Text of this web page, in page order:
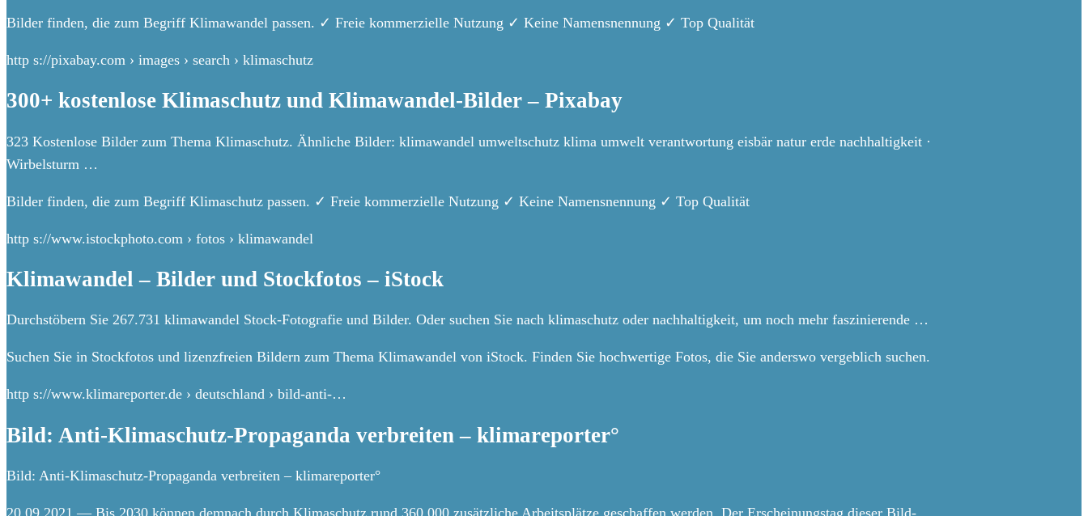
Bilder finden, die zum Begriff Klimawandel passen. ✓ Freie kommerzielle Nutzung ✓ Keine Namensnennung ✓ Top Qualität
http s://pixabay.com › images › search › klimaschutz
300+ kostenlose Klimaschutz und Klimawandel-Bilder – Pixabay
323 Kostenlose Bilder zum Thema Klimaschutz. Ähnliche Bilder: klimawandel umweltschutz klima umwelt verantwortung eisbär natur erde nachhaltigkeit ·
Wirbelsturm …
Bilder finden, die zum Begriff Klimaschutz passen. ✓ Freie kommerzielle Nutzung ✓ Keine Namensnennung ✓ Top Qualität
http s://www.istockphoto.com › fotos › klimawandel
Klimawandel – Bilder und Stockfotos – iStock
Durchstöbern Sie 267.731 klimawandel Stock-Fotografie und Bilder. Oder suchen Sie nach klimaschutz oder nachhaltigkeit, um noch mehr faszinierende …
Suchen Sie in Stockfotos und lizenzfreien Bildern zum Thema Klimawandel von iStock. Finden Sie hochwertige Fotos, die Sie anderswo vergeblich suchen.
http s://www.klimareporter.de › deutschland › bild-anti-…
Bild: Anti-Klimaschutz-Propaganda verbreiten – klimareporter°
Bild: Anti-Klimaschutz-Propaganda verbreiten – klimareporter°